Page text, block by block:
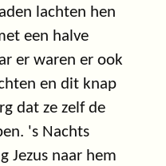
lachten hen
een halve
er waren er ook
en dit knap
dat ze zelf de
's Nachts
Jezus naar hem